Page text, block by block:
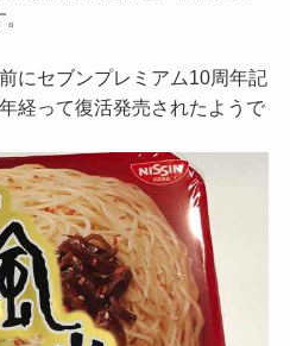
にセブンプレミアム10周年記
経って復活発売されたようで